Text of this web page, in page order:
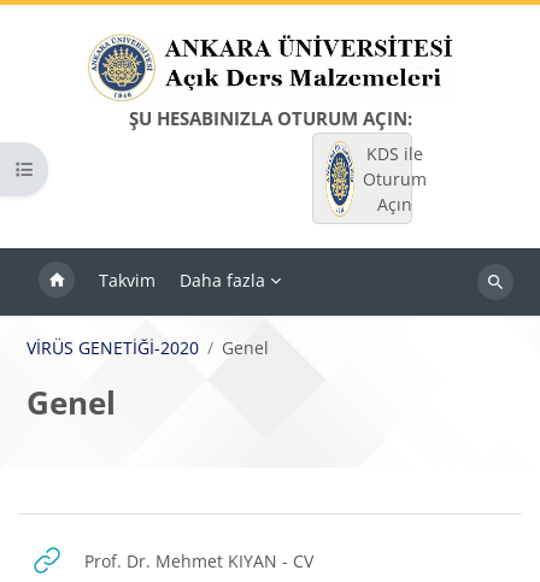
ŞU HESABINIZLA OTURUM AÇIN:
KDS ile
Oturum
Açın
Takvim Daha fazla
Dersleri
Kurs dizinini aç
VİRÜS GENETİĞİ-2020 Genel
Genel
Bloklar
Bölüm anahatları
Prof. Dr. Mehmet KIYAN - CVURL